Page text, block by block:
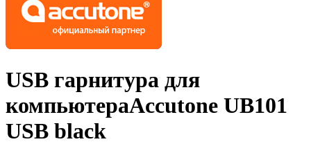
USB гарнитура для
компьютераAccutone UB101
USB black